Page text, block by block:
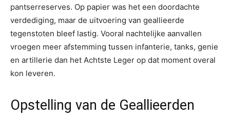
pantserreserves. Op papier was het een doordachte
verdediging, maar de uitvoering van geallieerde
tegenstoten bleef lastig. Vooral nachtelijke aanvallen
vroegen meer afstemming tussen infanterie, tanks, genie
en artillerie dan het Achtste Leger op dat moment overal
kon leveren.
Opstelling van de Geallieerden